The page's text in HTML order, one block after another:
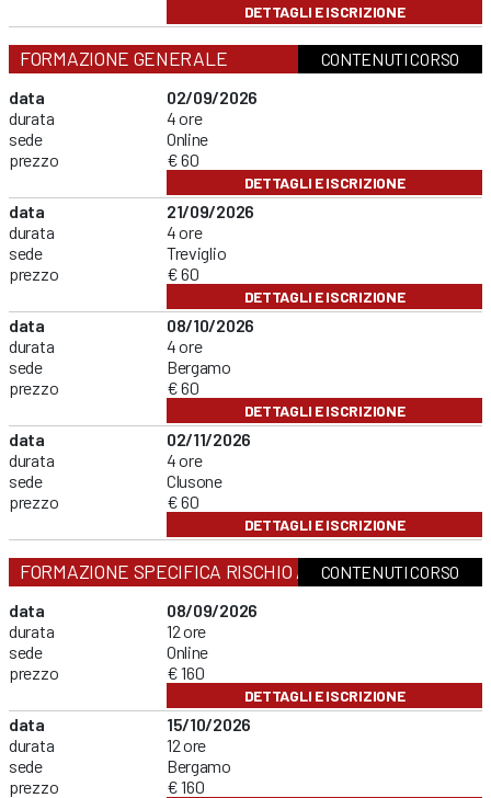
DETTAGLI E ISCRIZIONE
FORMAZIONE GENERALE
CONTENUTI CORSO
data
durata
sede
prezzo
02/09/2026
4 ore
Online
€ 60
DETTAGLI E ISCRIZIONE
data
durata
sede
prezzo
21/09/2026
4 ore
Treviglio
€ 60
DETTAGLI E ISCRIZIONE
data
durata
sede
prezzo
08/10/2026
4 ore
Bergamo
€ 60
DETTAGLI E ISCRIZIONE
data
durata
sede
prezzo
02/11/2026
4 ore
Clusone
€ 60
DETTAGLI E ISCRIZIONE
FORMAZIONE SPECIFICA RISCHIO ALTOCONTENUTI CORSO
data
durata
sede
prezzo
08/09/2026
12 ore
Online
€ 160
DETTAGLI E ISCRIZIONE
data
durata
sede
prezzo
15/10/2026
12 ore
Bergamo
€ 160